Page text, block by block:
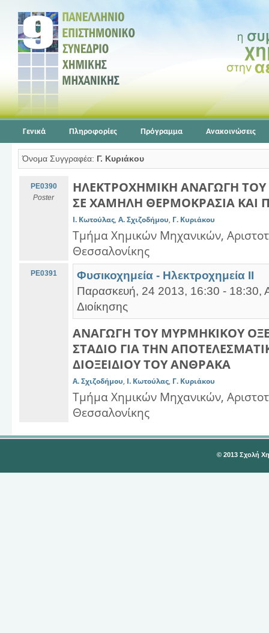
Γενικά Πληροφορίες Πρόγραμμα Ανακοινώσεις
Όνομα Συγγραφέα: Γ. Κυριάκου
PE0390
Poster
ΗΛΕΚΤΡΟΧΗΜΙΚΗ ΑΝΑΓΩΓΗ
ΣΕ ΧΑΜΗΛΗ ΘΕΡΜΟΚΡΑΣΙΑ ΚΑΙ
Ι. Κωτούλας, Α. Σχιζοδήμου, Γ. Κυριάκου
Τμήμα Χημικών Μηχανικών,
Θεσσαλονίκης
PE0391
Φυσικοχημεία - Ηλεκτροχημεία ΙΙ
Παρασκευή, 24 2013, 16:30 - 18:30,
Διοίκησης
ΑΝΑΓΩΓΗ ΤΟΥ ΜΥΡΜΗΚΙΚΟΥ
ΣΤΑΔΙΟ ΓΙΑ ΤΗΝ
ΔΙΟΞΕΙΔΙΟΥ ΤΟΥ ΑΝΘΡΑΚΑ
Α. Σχιζοδήμου, Ι. Κωτούλας, Γ. Κυριάκου
Τμήμα Χημικών Μηχανικών,
Θεσσαλονίκης
© 2013 Σχολή